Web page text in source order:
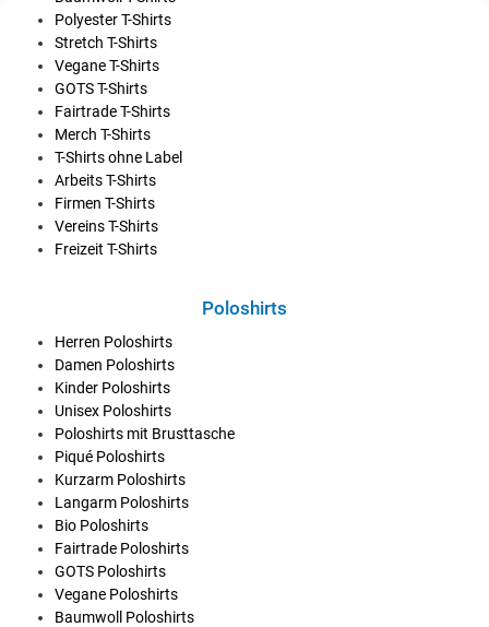
Polyester T-Shirts
Stretch T-Shirts
Vegane T-Shirts
GOTS T-Shirts
Fairtrade T-Shirts
Merch T-Shirts
T-Shirts ohne Label
Arbeits T-Shirts
Firmen T-Shirts
Vereins T-Shirts
Freizeit T-Shirts
Poloshirts
Herren Poloshirts
Damen Poloshirts
Kinder Poloshirts
Unisex Poloshirts
Poloshirts mit Brusttasche
Piqué Poloshirts
Kurzarm Poloshirts
Langarm Poloshirts
Bio Poloshirts
Fairtrade Poloshirts
GOTS Poloshirts
Vegane Poloshirts
Baumwoll Poloshirts